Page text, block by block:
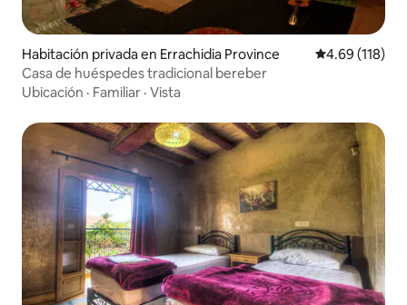
Habitación privada en Errachidia Province Calificación
4.69 (118)
Casa de huéspedes tradicional bereber
Ubicación · Familiar · Vista